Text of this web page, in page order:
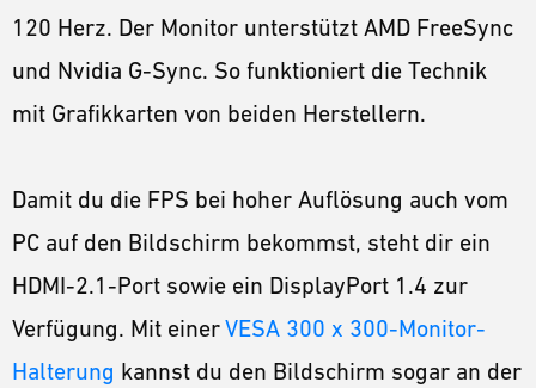
120 Herz. Der Monitor unterstützt AMD FreeSync
und Nvidia G-Sync. So funktioniert die Technik
mit Grafikkarten von beiden Herstellern.
Damit du die FPS bei hoher Auflösung auch vom
PC auf den Bildschirm bekommst, steht dir ein
HDMI-2.1-Port sowie ein DisplayPort 1.4 zur
Verfügung. Mit einerVESA 300 x 300-Monitor-
Halterung kannst du den Bildschirm sogar an der